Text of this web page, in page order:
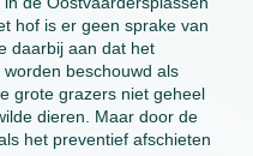
hof is er geen sprake van
daarbij aan dat het
beschouwd als
grote grazers niet geheel
dieren. Maar door de
het preventief afschieten